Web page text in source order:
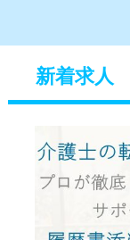
新着求人